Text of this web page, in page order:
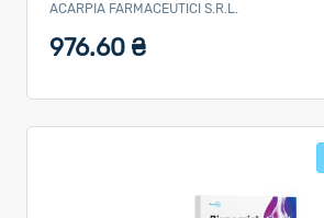
ACARPIA FARMACEUTICI S.R.L.
976.60 ₴